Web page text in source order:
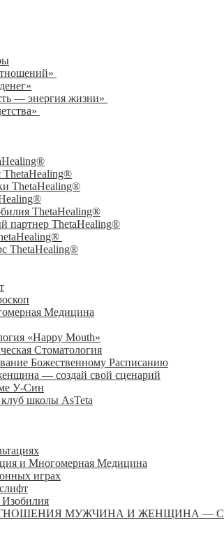
— энергия жизни»
ThetaHealing®
ThetaHealing®
партнер ThetaHealing®
ThetaHealing®
Медицина
«Happy Mouth»
Cтоматология
Божественному Расписанию
— создай свой сценарий
У-Син
школы AsTeta
и Многомерная Медицина
играх
МУЖЧИНА И ЖЕНЩИНА —